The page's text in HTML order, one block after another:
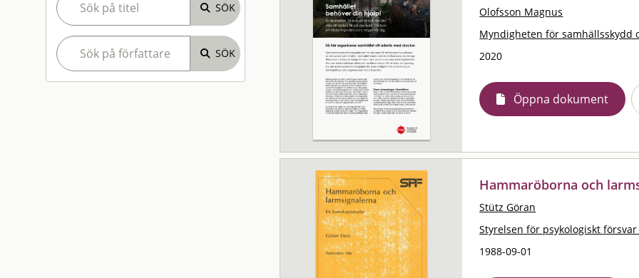
Olofsson Magnus
Myndigheten för samhällsskydd
2020
Öppna dokument
Hammaröborna och
Stütz Göran
Styrelsen för psykologiskt försvar
1988-09-01